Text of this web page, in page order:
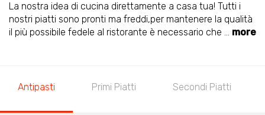
La nostra idea di cucina direttamente a casa tua! Tutti i
nostri piatti sono pronti ma freddi,per mantenere la qualità
il più possibile fedele al ristorante è necessario che ... more
Antipasti Primi Piatti Secondi Piatti